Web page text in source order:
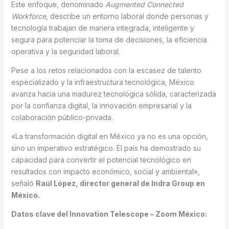
Este enfoque, denominado Augmented Connected
Workforce, describe un entorno laboral donde personas y
tecnología trabajan de manera integrada, inteligente y
segura para potenciar la toma de decisiones, la eficiencia
operativa y la seguridad laboral.
Pese a los retos relacionados con la escasez de talento
especializado y la infraestructura tecnológica, México
avanza hacia una madurez tecnológica sólida, caracterizada
por la confianza digital, la innovación empresarial y la
colaboración público-privada.
«La transformación digital en México ya no es una opción,
sino un imperativo estratégico. El país ha demostrado su
capacidad para convertir el potencial tecnológico en
resultados con impacto económico, social y ambiental»,
señaló Raúl López, director general de Indra Group en
México.
Datos clave del Innovation Telescope – Zoom México: